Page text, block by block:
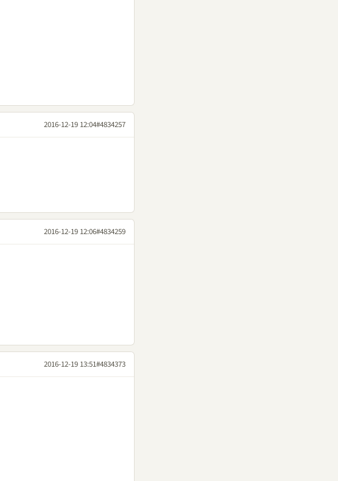
2016-12-19 12:04#4834257
2016-12-19 12:06#4834259
2016-12-19 13:51#4834373